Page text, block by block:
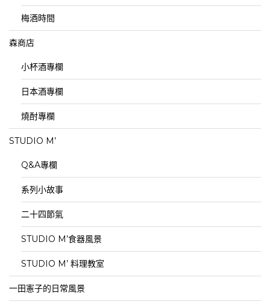
梅酒時間
森商店
小杯酒專欄
日本酒專欄
燒酎專欄
STUDIO M’
Q&A專欄
系列小故事
二十四節氣
STUDIO M’食器風景
STUDIO M’ 料理教室
一田憲子的日常風景